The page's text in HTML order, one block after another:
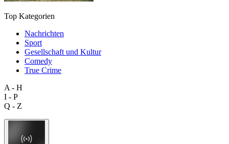
Top Kategorien
Nachrichten
Sport
Gesellschaft und Kultur
Comedy
True Crime
A - H
I - P
Q - Z